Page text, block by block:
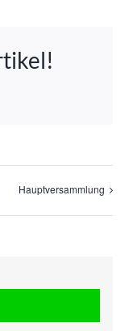
Hauptversammlung